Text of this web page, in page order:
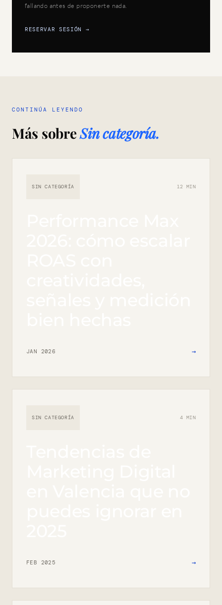
fallando antes de proponerte nada.
RESERVAR SESIÓN →
CONTINÚA LEYENDO
Más sobreSin categoría.
SIN CATEGORÍA 12 MIN
JAN 2026 →
SIN CATEGORÍA 4 MIN
FEB 2025 →